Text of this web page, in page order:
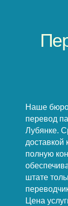
Наше бюро
перевод
Лубянке.
доставкой
полную
штате
Цена